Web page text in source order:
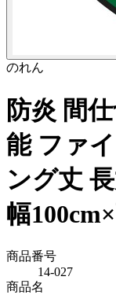
のれん
防炎 間
能 ファ
ング丈
幅
商品番号
14-027
商品名